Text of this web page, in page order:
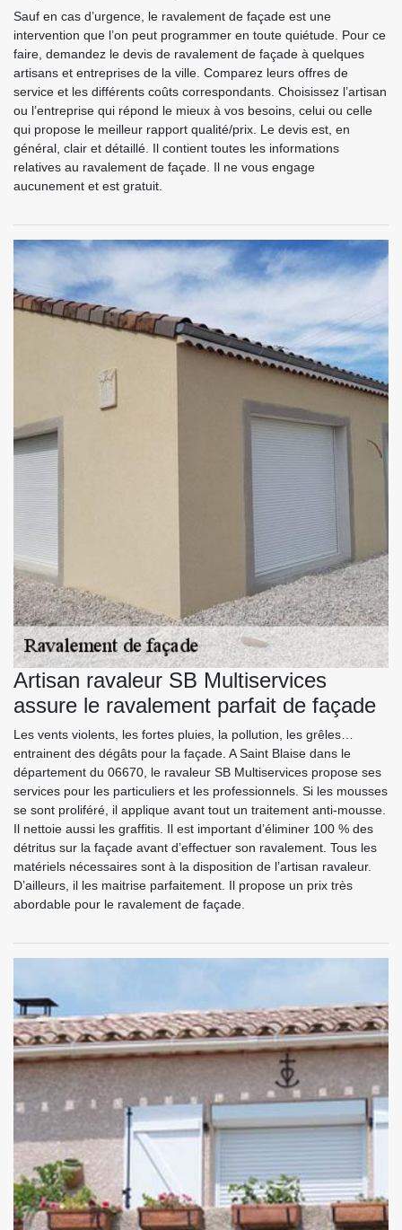
Sauf en cas d’urgence, le ravalement de façade est une
intervention que l’on peut programmer en toute quiétude. Pour ce
faire, demandez le devis de ravalement de façade à quelques
artisans et entreprises de la ville. Comparez leurs offres de
service et les différents coûts correspondants. Choisissez l’artisan
ou l’entreprise qui répond le mieux à vos besoins, celui ou celle
qui propose le meilleur rapport qualité/prix. Le devis est, en
général, clair et détaillé. Il contient toutes les informations
relatives au ravalement de façade. Il ne vous engage
aucunement et est gratuit.
Artisan ravaleur SB Multiservices
assure le ravalement parfait de façade
Les vents violents, les fortes pluies, la pollution, les grêles…
entrainent des dégâts pour la façade. A Saint Blaise dans le
département du 06670, le ravaleur SB Multiservices propose ses
services pour les particuliers et les professionnels. Si les mousses
se sont proliféré, il applique avant tout un traitement anti-mousse.
Il nettoie aussi les graffitis. Il est important d’éliminer 100 % des
détritus sur la façade avant d’effectuer son ravalement. Tous les
matériels nécessaires sont à la disposition de l’artisan ravaleur.
D’ailleurs, il les maitrise parfaitement. Il propose un prix très
abordable pour le ravalement de façade.